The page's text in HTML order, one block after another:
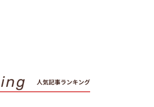
人気記事ランキング